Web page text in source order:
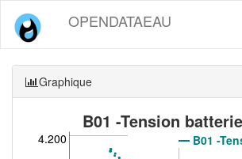
OPENDATAEAU
Graphique
B01 -Tension
B01 -
4.200